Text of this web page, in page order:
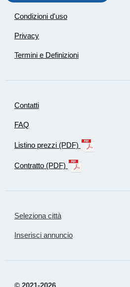
Condizioni d'uso
Privacy
Termini e Definizioni
Contatti
FAQ
Listino prezzi (PDF)
Contratto (PDF)
Seleziona città
Inserisci annuncio
© 2021-2026